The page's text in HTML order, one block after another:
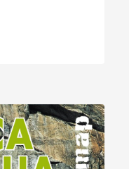
Entdecken